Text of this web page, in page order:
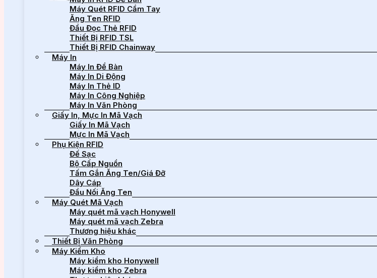
Máy Quét RFID Cầm Tay
Ăng Ten RFID
Đầu Đọc Thẻ RFID
Thiết Bị RFID TSL
Thiết Bị RFID Chainway
Máy In
Máy In Để Bàn
Máy In Di Động
Máy In Thẻ ID
Máy In Công Nghiệp
Máy In Văn Phòng
Giấy In, Mực In Mã Vạch
Giấy In Mã Vạch
Mực In Mã Vạch
Phụ Kiện RFID
Đế Sạc
Bộ Cấp Nguồn
Tấm Gắn Ăng Ten/Giá Đỡ
Dây Cáp
Đầu Nối Ăng Ten
Máy Quét Mã Vạch
Máy quét mã vạch Honywell
Máy quét mã vạch Zebra
Thương hiệu khác
Thiết Bị Văn Phòng
Máy Kiểm Kho
Máy kiểm kho Honywell
Máy kiểm kho Zebra